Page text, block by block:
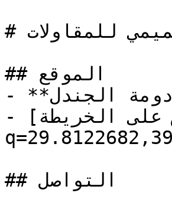
# مؤسسة طلال رياض التميمي للمقاولات — Time Paints
## الموقع
- **دومة الجندل**
- [عرض على الخريطة](https://maps.google.com/?
## التواصل